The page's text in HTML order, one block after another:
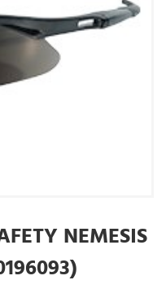
NEMESIS